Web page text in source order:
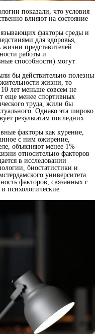
показали, что условия
влияют на состояние
факторы среды и
для здоровья,
представителей
работы и
способности) могут
бы действительно полезны
жизни, то
лет меньше совсем не
еще менее спортивных
труда, жили бы
Однако эта широко
результатам последних
факторы как курение,
с ним ожирение,
объясняют менее 1%
относительно факторов
в исследовании
биостатистики и
университета
факторов, связанных с
психологические